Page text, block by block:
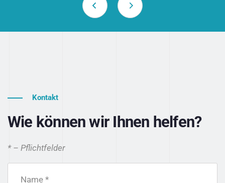
Kontakt
Wie können wir Ihnen helfen?
* – Pflichtfelder
Name *